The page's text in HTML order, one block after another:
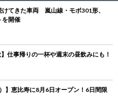
てきた車両 嵐山線・モボ301形、
を開催
仕事帰りの一杯や週末の昼飲みにも！
】恵比寿に8月6日オープン！6日間限